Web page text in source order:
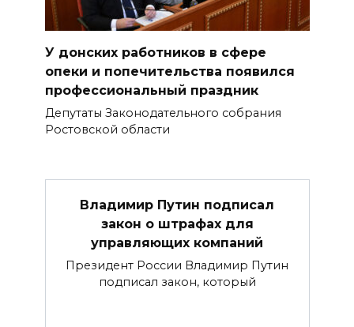
У донских работников в сфере
опеки и попечительства появился
профессиональный праздник
Депутаты Законодательного собрания
Ростовской области
Владимир Путин подписал
закон о штрафах для
управляющих компаний
Президент России Владимир Путин
подписал закон, который